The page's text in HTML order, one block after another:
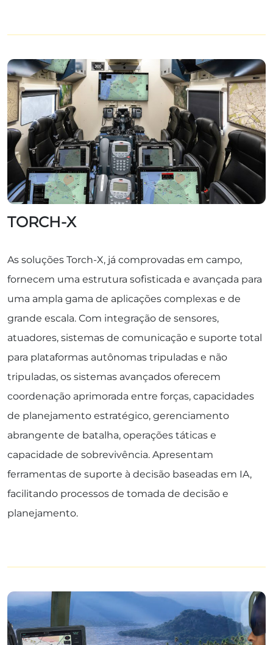
TORCH-X
As soluções Torch-X, já comprovadas em campo,
fornecem uma estrutura sofisticada e avançada para
uma ampla gama de aplicações complexas e de
grande escala. Com integração de sensores,
atuadores, sistemas de comunicação e suporte total
para plataformas autônomas tripuladas e não
tripuladas, os sistemas avançados oferecem
coordenação aprimorada entre forças, capacidades
de planejamento estratégico, gerenciamento
abrangente de batalha, operações táticas e
capacidade de sobrevivência. Apresentam
ferramentas de suporte à decisão baseadas em IA,
facilitando processos de tomada de decisão e
planejamento.